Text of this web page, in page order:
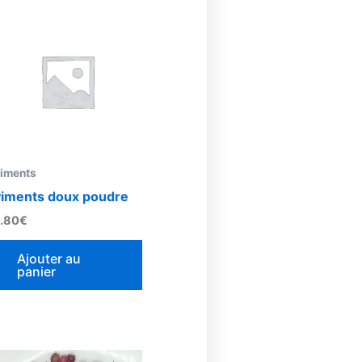
doux poudre
€
Ajouter au
panier
Plage